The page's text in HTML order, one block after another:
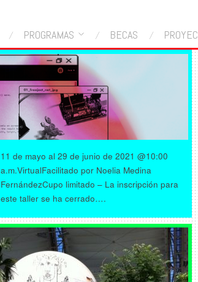
PROGRAMAS BECAS
11 de mayo al 29 de junio de 2021 @10:00
a.m.VirtualFacilitado por Noelia Medina
FernándezCupo limitado – La inscripción para
este taller se ha cerrado….